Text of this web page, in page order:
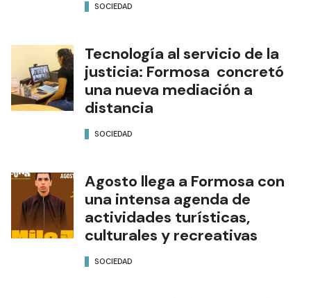
SOCIEDAD
Tecnología al servicio de la
justicia: Formosa concretó
una nueva mediación a
distancia
SOCIEDAD
Agosto llega a Formosa con
una intensa agenda de
actividades turísticas,
culturales y recreativas
SOCIEDAD